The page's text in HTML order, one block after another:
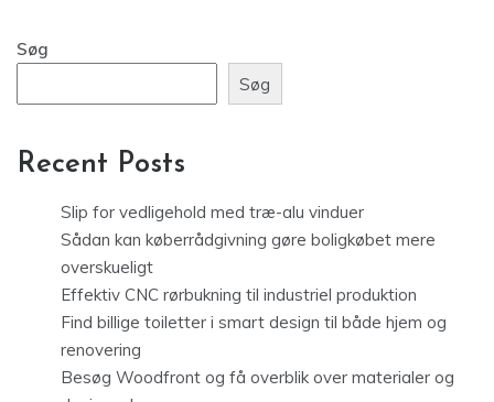
Søg
Søg
Recent Posts
Slip for vedligehold med træ-alu vinduer
Sådan kan køberrådgivning gøre boligkøbet mere
overskueligt
Effektiv CNC rørbukning til industriel produktion
Find billige toiletter i smart design til både hjem og
renovering
Besøg Woodfront og få overblik over materialer og